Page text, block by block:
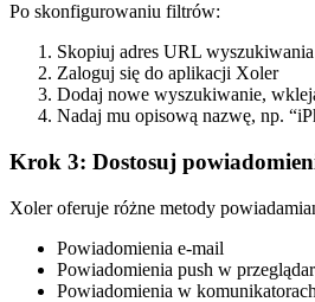
Po skonfigurowaniu filtrów:
Skopiuj adres URL
Zaloguj się do aplikacji Xoler
Dodaj nowe wyszukiwanie,
Nadaj mu opisową nazwę, np.
Krok 3: Dostosuj
Xoler oferuje różne metody
Powiadomienia e-mail
Powiadomienia push w
Powiadomienia w